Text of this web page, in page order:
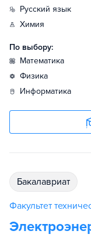
русский язык
химия
По выбору:
математика
физика
информатика
бакалавриат
Факультет